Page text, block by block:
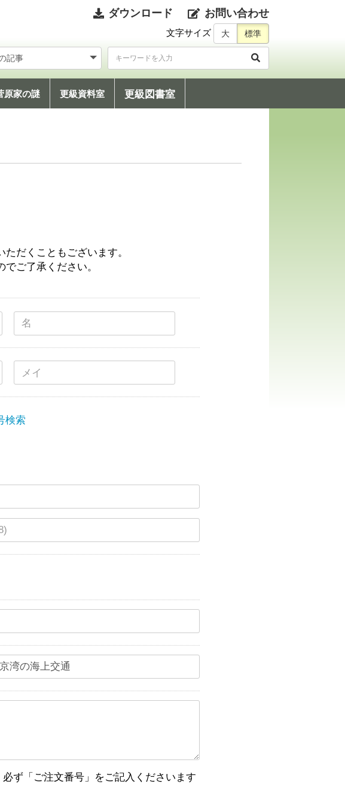
ダウンロード お問い合わせ
文字サイズ
原家の謎 更級資料室 更級図書室
だくこともございます。
ご了承ください。
検索
ず「ご注文番号」をご記入くださいます